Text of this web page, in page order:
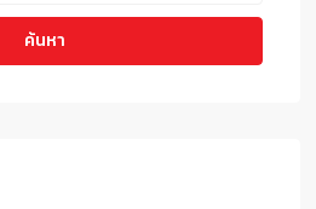
ค้นหา